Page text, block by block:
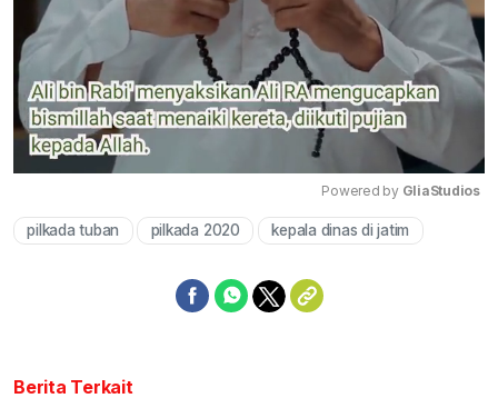
Mute
Powered by GliaStudios
pilkada tuban pilkada 2020 kepala dinas di jatim
Berita Terkait